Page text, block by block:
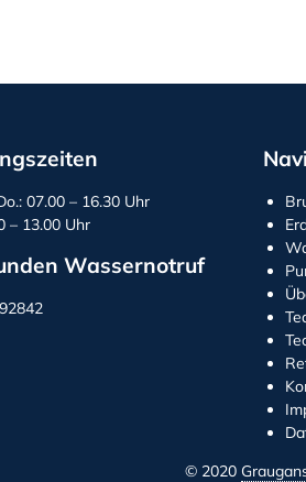
07.00 – 16.30 Uhr
– 13.00 Uhr
Wassernotruf
© 2020